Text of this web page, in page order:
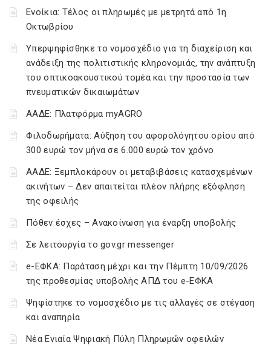
Ενοίκια: Τέλος οι πληρωμές με μετρητά από 1η
Οκτωβρίου
Υπερψηφίσθηκε το νομοσχέδιο για τη διαχείριση και
ανάδειξη της πολιτιστικής κληρονομιάς, την ανάπτυξη
του οπτικοακουστικού τομέα και την προστασία των
πνευματικών δικαιωμάτων
ΑΑΔΕ: Πλατφόρμα myAGRO
Φιλοδωρήματα: Αύξηση του αφορολόγητου ορίου από
300 ευρώ τον μήνα σε 6.000 ευρώ τον χρόνο
ΑΑΔΕ: Ξεμπλοκάρουν οι μεταβιβάσεις κατασχεμένων
ακινήτων – Δεν απαιτείται πλέον πλήρης εξόφληση
της οφειλής
Πόθεν έσχες – Ανακοίνωση για έναρξη υποβολής
Σε λειτουργία το gov.gr messenger
e-ΕΦΚΑ: Παράταση μέχρι και την Πέμπτη 10/09/2026
της προθεσμίας υποβολής ΑΠΔ του e-ΕΦΚΑ
Ψηφίστηκε το νομοσχέδιο με τις αλλαγές σε στέγαση
και αναπηρία
Νέα Ενιαία Ψηφιακή Πύλη Πληρωμών οφειλών